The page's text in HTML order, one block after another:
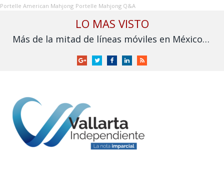
Portelle American Mahjong Portelle Mahjong Q&A
LO MAS VISTO
Más de la mitad de líneas móviles en México aún no se vinculan a la CURP
GoogleTwitterFacebookLinkedInRSS